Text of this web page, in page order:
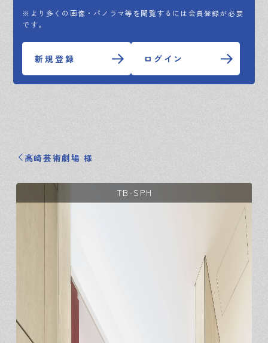
※より多くの画像・パノラマ等を閲覧するには会員登録が必要
です。
新規登録 ログイン
高崎芸術劇場 様
TB-SPH